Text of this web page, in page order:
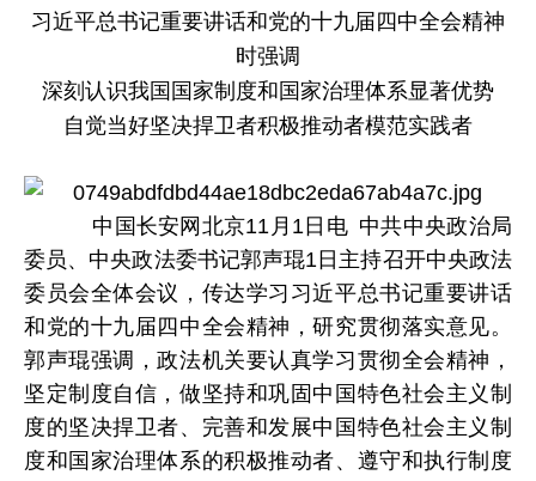
习近平总书记重要讲话和党的十九届四中全会精神
时强调
深刻认识我国国家制度和国家治理体系显著优势
自觉当好坚决捍卫者积极推动者模范实践者
中国长安网北京11月1日电 中共中央政治局
委员、中央政法委书记郭声琨1日主持召开中央政法
委员会全体会议，传达学习习近平总书记重要讲话
和党的十九届四中全会精神，研究贯彻落实意见。
郭声琨强调，政法机关要认真学习贯彻全会精神，
坚定制度自信，做坚持和巩固中国特色社会主义制
度的坚决捍卫者、完善和发展中国特色社会主义制
度和国家治理体系的积极推动者、遵守和执行制度